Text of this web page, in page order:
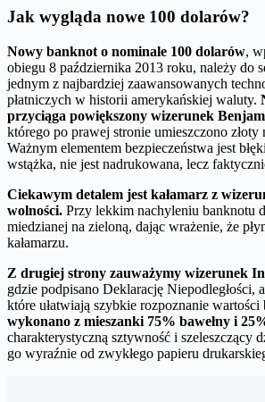
Jak wygląda nowe 100 dolarów?
Nowy banknot o nominale 100 dolarów,
obiegu 8 października 2013 roku, należy do
jednym z najbardziej zaawansowanych
płatniczych w historii amerykańskiej waluty.
przyciąga powiększony wizerunek
którego po prawej stronie umieszczono złoty
Ważnym elementem bezpieczeństwa jest
wstążka, nie jest nadrukowana, lecz
Ciekawym detalem jest kałamarz z
wolności. Przy lekkim nachyleniu banknotu
miedzianej na zieloną, dając wrażenie, że
kałamarzu.
Z drugiej strony zauważymy wizerunek
gdzie podpisano Deklarację Niepodległości,
które ułatwiają szybkie rozpoznanie wartości
wykonano z mieszanki 75% bawełny i
charakterystyczną sztywność i szeleszczący
go wyraźnie od zwykłego papieru